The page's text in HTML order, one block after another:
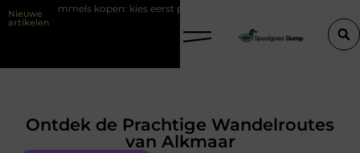
Nieuwe
artikelen
kies eerst plek en ondergrond in je tuin
Ontdek de Prachtige Wandelroutes
van Alkmaar